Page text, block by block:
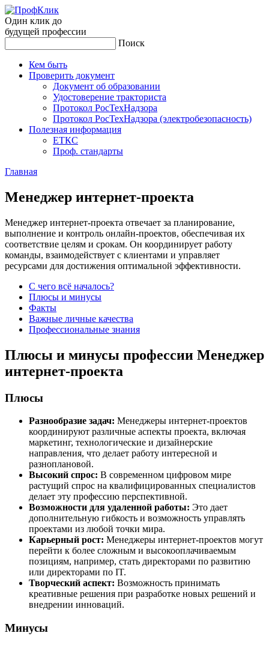
Один клик до
будущей профессии
Поиск
Кем быть
Проверить документ
Документ об образовании
Удостоверение тракториста
Протокол РосТехНадзора
Протокол РосТехНадзора (электробезопасность)
Полезная информация
ЕТКС
Проф. стандарты
Главная
Ме­нед­жер ин­тернет-про­ек­та
Менеджер интернет-проекта отвечает за планирование,
выполнение и контроль онлайн-проектов, обеспечивая их
соответствие целям и срокам. Он координирует работу
команды, взаимодействует с клиентами и управляет
ресурсами для достижения оптимальной эффективности.
С чего всё началось?
Плюсы и минусы
Факты
Важные личные качества
Профессиональные знания
Плюсы и минусы профессии Менеджер
интернет-проекта
Плюсы
Разнообразие задач: Менеджеры интернет-проектов
координируют различные аспекты проекта, включая
маркетинг, технологические и дизайнерские
направления, что делает работу интересной и
разноплановой.
Высокий спрос: В современном цифровом мире
растущий спрос на квалифицированных специалистов
делает эту профессию перспективной.
Возможности для удаленной работы: Это дает
дополнительную гибкость и возможность управлять
проектами из любой точки мира.
Карьерный рост: Менеджеры интернет-проектов могут
перейти к более сложным и высокооплачиваемым
позициям, например, стать директорами по развитию
или директорами по IT.
Творческий аспект: Возможность принимать
креативные решения при разработке новых решений и
внедрении инноваций.
Минусы